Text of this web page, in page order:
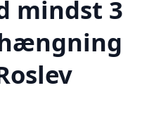
mindst 3